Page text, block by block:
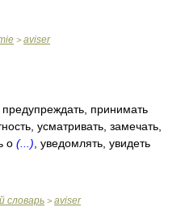
> aviser
принимать
усматривать, замечать,
о (...) , уведомлять, увидеть
словарь > aviser